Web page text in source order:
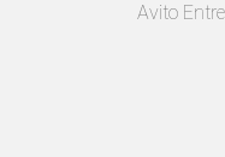
Avito